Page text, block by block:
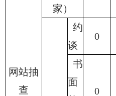
网站抽
查
家）
约
谈
0
书
面
0